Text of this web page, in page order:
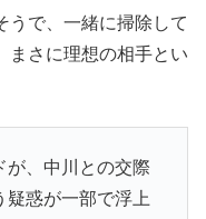
うで、一緒に掃除して
まさに理想の相手とい
が、中川との交際
疑惑が一部で浮上